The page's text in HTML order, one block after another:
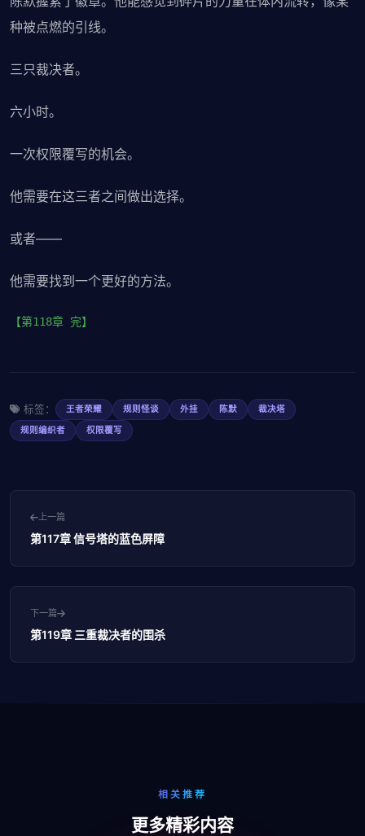
种被点燃的引线。
三只裁决者。
六小时。
一次权限覆写的机会。
他需要在这三者之间做出选择。
或者——
他需要找到一个更好的方法。
【第118章 完】
标签： 王者荣耀 规则怪谈 外挂 陈默
裁决塔
规则编织者
权限覆写
上一篇
第117章 信号塔的蓝色屏障
下一篇
第119章 三重裁决者的围杀
相关推荐
更多精彩内容